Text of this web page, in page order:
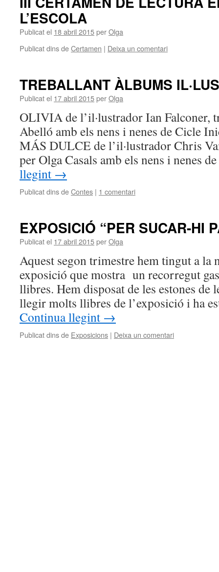
L’ESCOLA
Publicat el 18 abril 2015perOlga
Publicat dins deCertamen | Deixa un comentari
TREBALLANT ÀLBUMS
Publicat el 17 abril 2015perOlga
OLIVIA de l’il·lustrador Ian Falconer,
Abelló amb els nens i nenes de
MÁS DULCE de l’il·lustrador Chris
per Olga Casals amb els nens i nenes
llegint →
Publicat dins deContes | 1 comentari
EXPOSICIÓ “PER SUCAR-HI
Publicat el 17 abril 2015perOlga
Aquest segon trimestre hem tingut a la
exposició que mostra un recorregut
llibres. Hem disposat de les estones de
llegir molts llibres de l’exposició i ha
Continua llegint →
Publicat dins de Exposicions | Deixa un comentari